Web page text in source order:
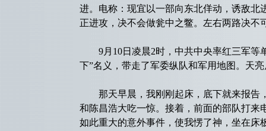
进。电称：现宜以一部向东北佯动，诱敌北
正进攻，决不会做瓮中之鳖。左右两路决不
9月10日凌晨2时，中共中央率红三军等
下”名义，带走了军委纵队和军用地图。天
那天早晨，我刚刚起床，底下就来报告
和陈昌浩大吃一惊。接着，前面的部队打来
如此重大的意外事件，使我愣了神，坐在床